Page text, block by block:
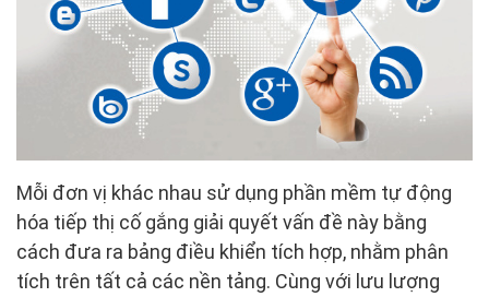
Mỗi đơn vị khác nhau sử dụng phần mềm tự động
hóa tiếp thị cố gắng giải quyết vấn đề này bằng
cách đưa ra bảng điều khiển tích hợp, nhằm phân
tích trên tất cả các nền tảng. Cùng với lưu lượng